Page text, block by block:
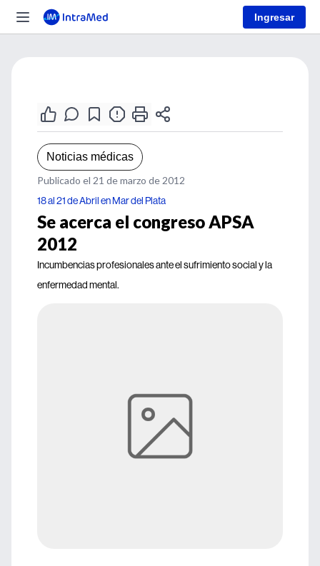
Ingresar
Noticias médicas
Publicado el 21 de marzo de 2012
18 al 21 de Abril en Mar del Plata
Se acerca el congreso APSA
2012
Incumbencias profesionales ante el sufrimiento social y la
enfermedad mental.